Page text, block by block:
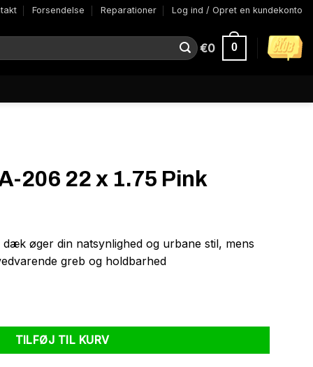
Forsendelse Reparationer Log ind / Opret en kundekonto
€0 0
206 22 x 1.75 Pink
dæk øger din natsynlighed og urbane stil, mens
greb og holdbarhed
Reflective antal
TILFØJ TIL KURV